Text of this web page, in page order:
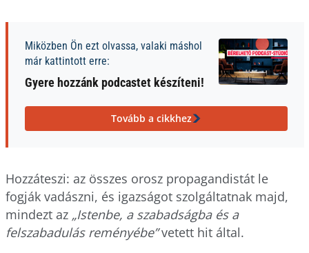
Miközben Ön ezt olvassa, valaki máshol
már kattintott erre:
Gyere hozzánk podcastet készíteni!
Tovább a cikkhez
Hozzáteszi: az összes orosz propagandistát le
fogják vadászni, és igazságot szolgáltatnak majd,
mindezt az „Istenbe, a szabadságba és a
felszabadulás reményébe”vetett hit által.